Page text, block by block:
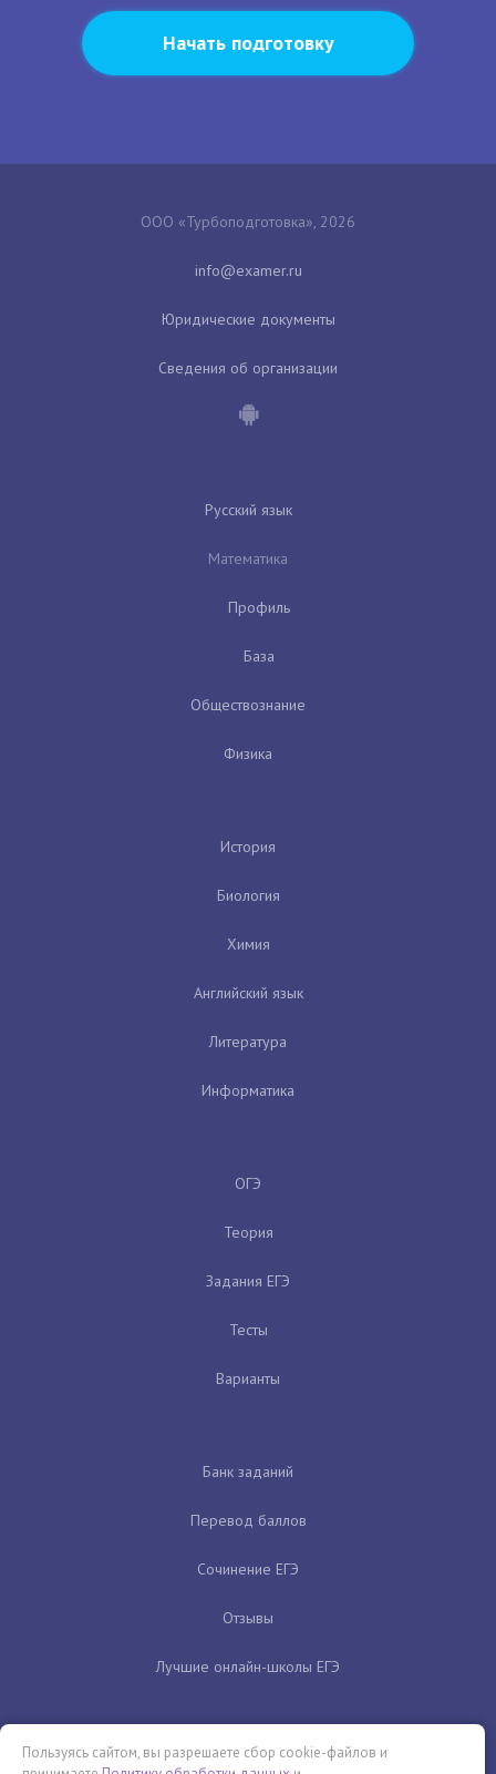
Начать подготовку
ООО «Турбоподготовка», 2026
Юридические документы
Сведения об организации
Русский язык
Математика
Профиль
База
Обществознание
Физика
История
Биология
Химия
Английский язык
Литература
Информатика
ОГЭ
Теория
Задания ЕГЭ
Тесты
Варианты
Банк заданий
Перевод баллов
Сочинение ЕГЭ
Отзывы
Лучшие онлайн-школы ЕГЭ
Пользуясь сайтом, вы разрешаете сбор cookie-файлов и